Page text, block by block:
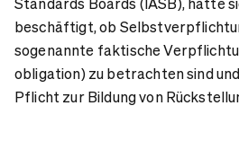
beschäftigt, ob
sogenannte faktische
obligation) zu betrachten sind
Pflicht zur Bildung von